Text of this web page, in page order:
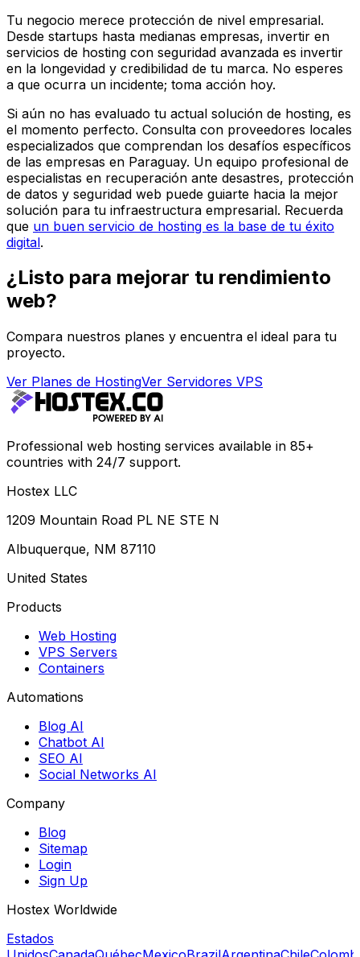
Tu negocio merece protección de nivel empresarial.
Desde startups hasta medianas empresas, invertir en
servicios de hosting con seguridad avanzada es invertir
en la longevidad y credibilidad de tu marca. No esperes
a que ocurra un incidente; toma acción hoy.
Si aún no has evaluado tu actual solución de hosting, es
el momento perfecto. Consulta con proveedores locales
especializados que comprendan los desafíos específicos
de las empresas en Paraguay. Un equipo profesional de
especialistas en recuperación ante desastres, protección
de datos y seguridad web puede guiarte hacia la mejor
solución para tu infraestructura empresarial. Recuerda
que un buen servicio de hosting es la base de tu éxito
digital.
¿Listo para mejorar tu rendimiento
web?
Compara nuestros planes y encuentra el ideal para tu
proyecto.
Ver Planes de HostingVer Servidores VPS
Professional web hosting services available in 85+
countries with 24/7 support.
Hostex LLC
1209 Mountain Road PL NE STE N
Albuquerque, NM 87110
United States
Products
Web Hosting
VPS Servers
Containers
Automations
Blog AI
Chatbot AI
SEO AI
Social Networks AI
Company
Blog
Sitemap
Login
Sign Up
Hostex Worldwide
Estados